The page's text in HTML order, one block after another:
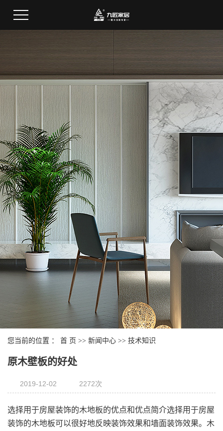
您当前的位置 ： 首 页 >> 新闻中心 >> 技术知识
原木壁板的好处
2019-12-02 2272次
选择用于房屋装饰的木地板的优点和优点简介选择用于房屋
装饰的木地板可以很好地反映装饰效果和墙面装饰效果。木